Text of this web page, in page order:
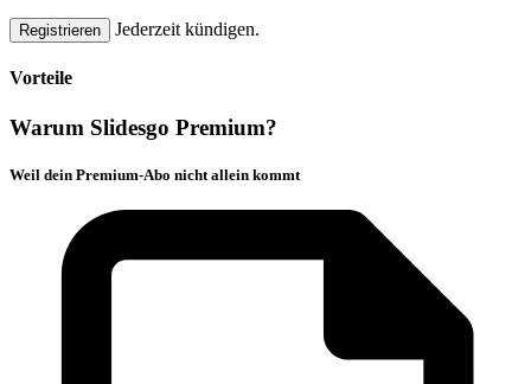
Registrieren Jederzeit kündigen.
Vorteile
Warum Slidesgo Premium?
Weil dein Premium-Abo nicht allein kommt